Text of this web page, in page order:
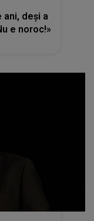
ani, deși a
e noroc!»